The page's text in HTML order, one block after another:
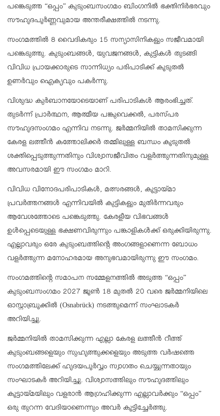
പങ്കെടുത്ത “ഒപ്പം” കുടുംബസംഗമം ബിംഗനിൽ ഭക്തിനിർഭരവും
സൗഹൃദപൂർണ്ണവുമായ അന്തരീക്ഷത്തിൽ നടന്നു.
സംഗമത്തിൽ 8 വൈദികരും 15 സന്യാസിനികളും സജീവമായി
പങ്കെടുത്തു. കുടുംബങ്ങൾ, യുവജനങ്ങൾ, കുട്ടികൾ തുടങ്ങി
വിവിധ പ്രായക്കാരുടെ സാന്നിധ്യം പരിപാടിക്ക് കൂടുതൽ
ഉണർവും ഐക്യവും പകർന്നു.
വിശുദ്ധ കുർബാനയോടെയാണ് പരിപാടികൾ ആരംഭിച്ചത്.
തുടർന്ന് പ്രാർത്ഥന, ആത്മീയ പങ്കുവെക്കൽ, പരസ്പര
സൗഹൃദസംഗമം എന്നിവ നടന്നു. ജർമ്മനിയിൽ താമസിക്കുന്ന
കേരള ലത്തീൻ കത്തോലിക്കർ തമ്മിലുള്ള ബന്ധം കൂടുതൽ
ശക്തിപ്പെടുത്തുന്നതിനും വിശ്വാസജീവിതം വളർത്തുന്നതിനുമുള്ള
അവസരമായി ഈ സംഗമം മാറി.
വിവിധ വിനോദപരിപാടികൾ, മത്സരങ്ങൾ, കൂട്ടായ്മാ
പ്രവർത്തനങ്ങൾ എന്നിവയിൽ കുട്ടികളും മുതിർന്നവരും
ആവേശത്തോടെ പങ്കെടുത്തു. കേരളീയ വിഭവങ്ങൾ
ഉൾപ്പെടെയുള്ള ഭക്ഷണവിരുന്നും പങ്കാളികൾക്ക് ഒരുക്കിയിരുന്നു.
എല്ലാവരും ഒരേ കുടുംബത്തിന്റെ അംഗങ്ങളാണെന്ന ബോധം
വളർത്തുന്ന മനോഹരമായ അനുഭവമായിരുന്നു ഈ സംഗമം.
സംഗമത്തിന്റെ സമാപന സമ്മേളനത്തിൽ അടുത്ത “ഒപ്പം”
കുടുംബസംഗമം 2027 ജൂൺ 18 മുതൽ 20 വരെ ജർമ്മനിയിലെ
ഓസ്നാബ്രൂക്കിൽ (Osnabrück) നടത്തുമെന്ന് സംഘാടകർ
അറിയിച്ചു.
ജർമ്മനിയിൽ താമസിക്കുന്ന എല്ലാ കേരള ലത്തീൻ റീത്ത്
കുടുംബങ്ങളെയും സുഹൃത്തുക്കളെയും അടുത്ത വർഷത്തെ
സംഗമത്തിലേക്ക് ഹൃദയപൂർവ്വം സ്വാഗതം ചെയ്യുന്നതായും
സംഘാടകർ അറിയിച്ചു. വിശ്വാസത്തിലും സൗഹൃദത്തിലും
കൂട്ടായ്മയിലും വളരാൻ ആഗ്രഹിക്കുന്ന എല്ലാവർക്കും “ഒപ്പം”
ഒരു തുറന്ന വേദിയാണെന്നും അവർ കൂട്ടിച്ചേർത്തു.